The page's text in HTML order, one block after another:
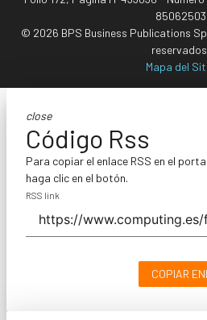
85062503
© 2026 BPS Business Publications
Mapa del
close
Código Rss
Para copiar el enlace RSS en el
haga clic en el botón.
RSS link
COPIAR